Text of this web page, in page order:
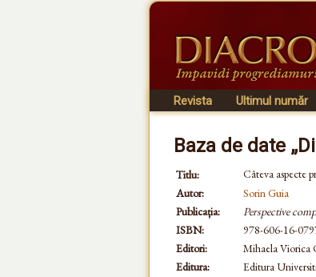
Revista Ultimul număr
Baza de date
Titlu:
Câteva aspecte
Autor:
Sorin Guia
Publicația:
Perspective
ISBN:
978-606-16-
Editori:
Mihaela Viorica
Editura:
Editura